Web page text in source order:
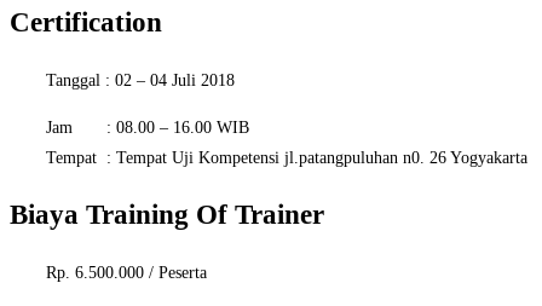
Certification
Tanggal : 02 – 04 Juli 2018
Jam : 08.00 – 16.00 WIB
Tempat : Tempat Uji Kompetensi jl.patangpuluhan n0. 26 Yogyakarta
Biaya Training Of Trainer
Rp. 6.500.000 / Peserta